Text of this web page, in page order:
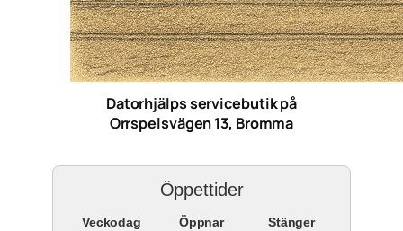
Datorhjälps servicebutik på
Orrspelsvägen 13, Bromma
Öppettider
Veckodag Öppnar
Stänger